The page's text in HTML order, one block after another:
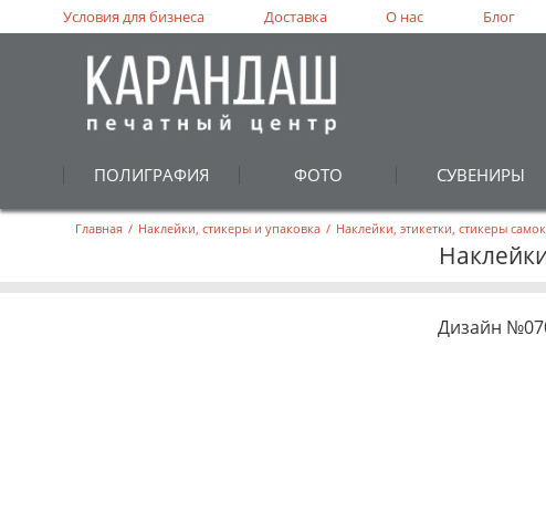
ПОЛИГРАФИЯ ФОТО СУВЕНИРЫ
Условия для бизнеса Доставка О нас Блог
Главная / Наклейки, стикеры и упаковка / Наклейки, этикетки, стикеры
Дизайн